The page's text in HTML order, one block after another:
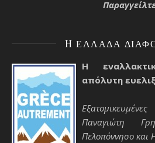
H ΕΛΛΆΔΑ
Η
απόλυτη
Παναγιώτη
Πελοπόννησο και